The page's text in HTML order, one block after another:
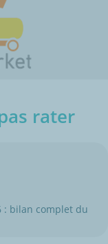
rater
: bilan complet du